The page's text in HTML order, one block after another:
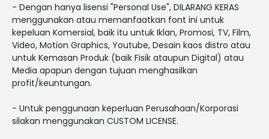
- Dengan hanya lisensi "Personal Use", DILARANG KERAS
menggunakan atau memanfaatkan font ini untuk
kepeluan Komersial, baik itu untuk Iklan, Promosi, TV, Film,
Video, Motion Graphics, Youtube, Desain kaos distro atau
untuk Kemasan Produk (baik Fisik ataupun Digital) atau
Media apapun dengan tujuan menghasilkan
profit/keuntungan.
- Untuk penggunaan keperluan Perusahaan/Korporasi
silakan menggunakan CUSTOM LICENSE.